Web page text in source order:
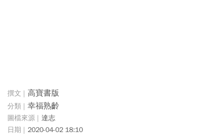
高寶書版
幸福熟齡
達志
2020-04-02 18:10